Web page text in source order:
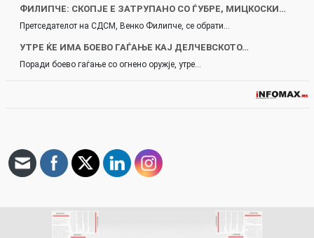
ФИЛИПЧЕ: СКОПЈЕ Е ЗАТРУПАНО СО ЃУБРЕ, МИЦКОСКИ…
Претседателот на СДСМ, Венко Филипче, се обрати…
УТРЕ ЌЕ ИМА БОЕВО ГАЃАЊЕ КАЈ ДЕЛЧЕВСКОТО…
Поради боево гаѓање со огнено оружје, утре…